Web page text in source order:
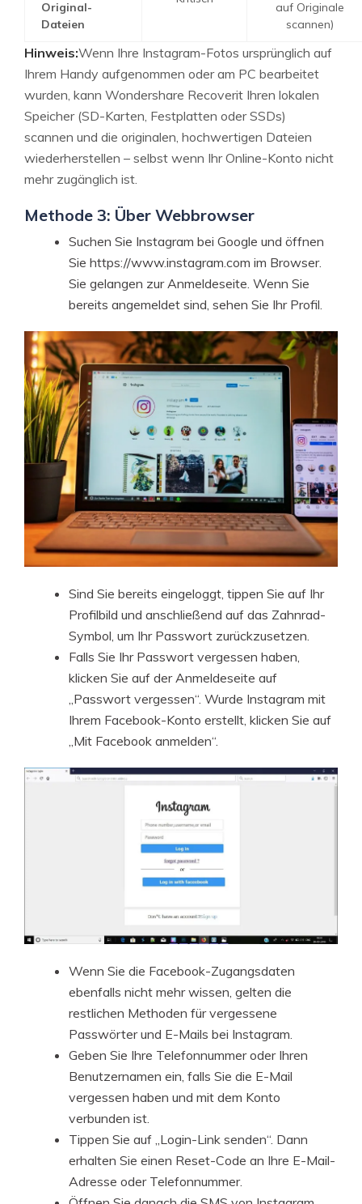
Original-
Dateien
auf Originale
scannen)
Hinweis:Wenn Ihre Instagram-Fotos ursprünglich auf
Ihrem Handy aufgenommen oder am PC bearbeitet
wurden, kann Wondershare Recoverit Ihren lokalen
Speicher (SD-Karten, Festplatten oder SSDs)
scannen und die originalen, hochwertigen Dateien
wiederherstellen – selbst wenn Ihr Online-Konto nicht
mehr zugänglich ist.
Methode 3: Über Webbrowser
Suchen Sie Instagram bei Google und öffnen
Sie https://www.instagram.com im Browser.
Sie gelangen zur Anmeldeseite. Wenn Sie
bereits angemeldet sind, sehen Sie Ihr Profil.
Sind Sie bereits eingeloggt, tippen Sie auf Ihr
Profilbild und anschließend auf das Zahnrad-
Symbol, um Ihr Passwort zurückzusetzen.
Falls Sie Ihr Passwort vergessen haben,
klicken Sie auf der Anmeldeseite auf
„Passwort vergessen“. Wurde Instagram mit
Ihrem Facebook-Konto erstellt, klicken Sie auf
„Mit Facebook anmelden“.
Wenn Sie die Facebook-Zugangsdaten
ebenfalls nicht mehr wissen, gelten die
restlichen Methoden für vergessene
Passwörter und E-Mails bei Instagram.
Geben Sie Ihre Telefonnummer oder Ihren
Benutzernamen ein, falls Sie die E-Mail
vergessen haben und mit dem Konto
verbunden ist.
Tippen Sie auf „Login-Link senden“. Dann
erhalten Sie einen Reset-Code an Ihre E-Mail-
Adresse oder Telefonnummer.